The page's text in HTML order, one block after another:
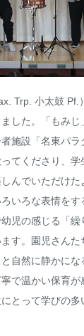
Trp. 小太鼓 Pf.
した。「もみじ
施設「名東パラ
てくださり、学
んでいただけた
いろな表情をす
児の感じる「繰
す。園児さんた
自然に静かに
で温かい保育が
とって学びの多